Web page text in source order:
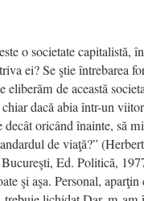
o societate capitalistă,
ei? Se ştie întrebarea
de această
dacă abia într-un
oricând înainte, să
de viaţă?”
Ed. Politică,
şi aşa. Personal, aparţin